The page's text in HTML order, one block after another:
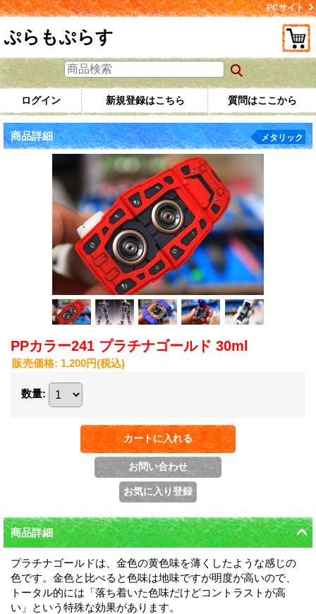
PCサイト
ぷらもぷらす
ログイン 新規登録はこちら 質問はここから
商品詳細 メタリック
PPカラー241 プラチナゴールド 30ml
販売価格: 1,200円(税込)
数量:
商品詳細
プラチナゴールドは、金色の黄色味を薄くしたような感じの
色です。金色と比べると色味は地味ですが明度が高いので、
トータル的には「落ち着いた色味だけどコントラストが高
い」という特殊な効果があります。